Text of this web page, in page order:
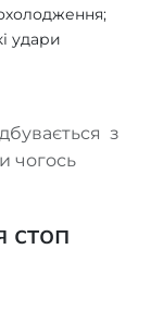
удари
з
чогось
стоп